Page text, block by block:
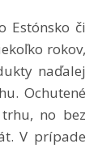
či
rokov,
naďalej
Ochutené
no bez
V prípade